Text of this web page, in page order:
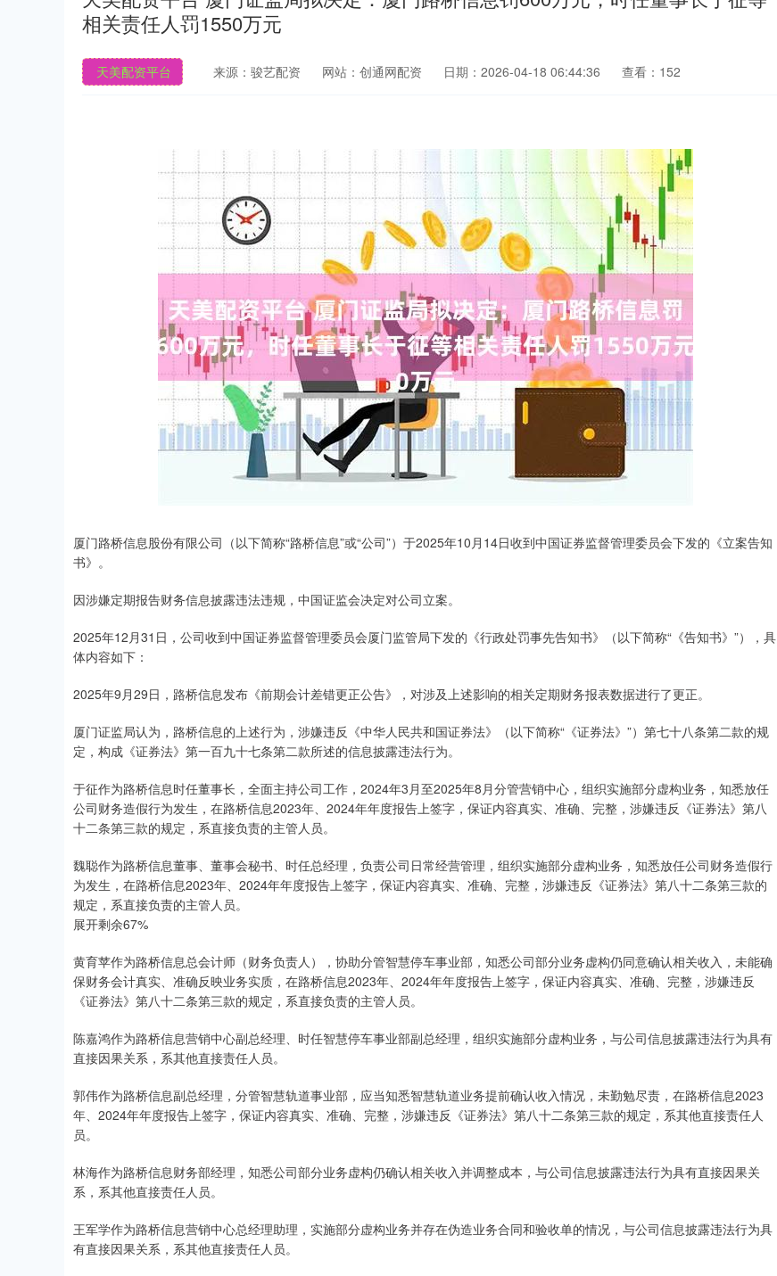
相关责任人罚1550万元
天美配资平台 来源：骏艺配资 网站：创通网配资 日期：2026-04-18 06:44:36 查看：152
厦门路桥信息股份有限公司（以下简称“路桥信息”或“公司”）于2025年10月14日收到中国证券监督管理委员会下发的《立案告知
书》。
因涉嫌定期报告财务信息披露违法违规，中国证监会决定对公司立案。
2025年12月31日，公司收到中国证券监督管理委员会厦门监管局下发的《行政处罚事先告知书》（以下简称“《告知书》”），具
体内容如下：
2025年9月29日，路桥信息发布《前期会计差错更正公告》，对涉及上述影响的相关定期财务报表数据进行了更正。
厦门证监局认为，路桥信息的上述行为，涉嫌违反《中华人民共和国证券法》（以下简称“《证券法》”）第七十八条第二款的规
定，构成《证券法》第一百九十七条第二款所述的信息披露违法行为。
于征作为路桥信息时任董事长，全面主持公司工作，2024年3月至2025年8月分管营销中心，组织实施部分虚构业务，知悉放任
公司财务造假行为发生，在路桥信息2023年、2024年年度报告上签字，保证内容真实、准确、完整，涉嫌违反《证券法》第八
十二条第三款的规定，系直接负责的主管人员。
魏聪作为路桥信息董事、董事会秘书、时任总经理，负责公司日常经营管理，组织实施部分虚构业务，知悉放任公司财务造假行
为发生，在路桥信息2023年、2024年年度报告上签字，保证内容真实、准确、完整，涉嫌违反《证券法》第八十二条第三款的
规定，系直接负责的主管人员。
展开剩余67%
黄育苹作为路桥信息总会计师（财务负责人），协助分管智慧停车事业部，知悉公司部分业务虚构仍同意确认相关收入，未能确
保财务会计真实、准确反映业务实质，在路桥信息2023年、2024年年度报告上签字，保证内容真实、准确、完整，涉嫌违反
《证券法》第八十二条第三款的规定，系直接负责的主管人员。
陈嘉鸿作为路桥信息营销中心副总经理、时任智慧停车事业部副总经理，组织实施部分虚构业务，与公司信息披露违法行为具有
直接因果关系，系其他直接责任人员。
郭伟作为路桥信息副总经理，分管智慧轨道事业部，应当知悉智慧轨道业务提前确认收入情况，未勤勉尽责，在路桥信息2023
年、2024年年度报告上签字，保证内容真实、准确、完整，涉嫌违反《证券法》第八十二条第三款的规定，系其他直接责任人
员。
林海作为路桥信息财务部经理，知悉公司部分业务虚构仍确认相关收入并调整成本，与公司信息披露违法行为具有直接因果关
系，系其他直接责任人员。
王军学作为路桥信息营销中心总经理助理，实施部分虚构业务并存在伪造业务合同和验收单的情况，与公司信息披露违法行为具
有直接因果关系，系其他直接责任人员。